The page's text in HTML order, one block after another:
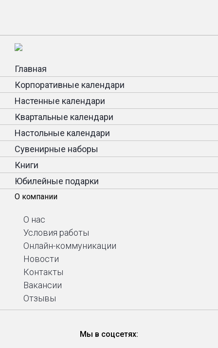
Главная
Корпоративные календари
Настенные календари
Квартальные календари
Настольные календари
Сувенирные наборы
Книги
Юбилейные подарки
О компании
О нас
Условия работы
Онлайн-коммуникации
Новости
Контакты
Вакансии
Отзывы
Мы в соцсетях: